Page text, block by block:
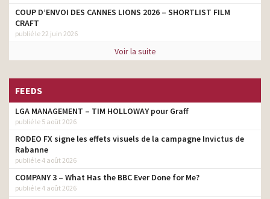
COUP D’ENVOI DES CANNES LIONS 2026 – SHORTLIST FILM
CRAFT
publié le 22 juin 2026
Voir la suite
FEEDS
LGA MANAGEMENT – TIM HOLLOWAY pour Graff
publié le 5 août 2026
RODEO FX signe les effets visuels de la campagne Invictus de
Rabanne
publié le 4 août 2026
COMPANY 3 – What Has the BBC Ever Done for Me?
publié le 4 août 2026